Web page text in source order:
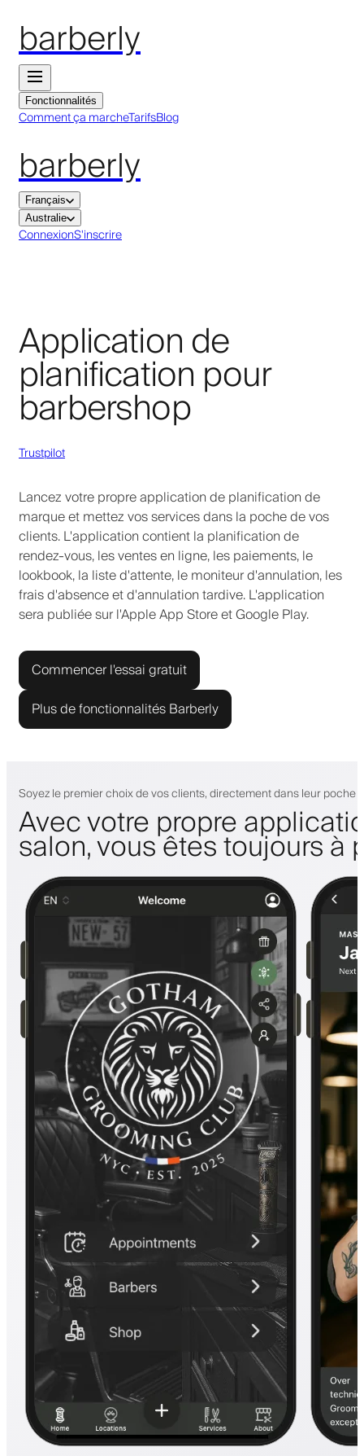
barberly
Fonctionnalités
Comment ça marcheTarifsBlog
barberly
Français
Australie
ConnexionS'inscrire
Application de
planification pour
barbershop
Trustpilot
Lancez votre propre application de planification de
marque et mettez vos services dans la poche de vos
clients. L'application contient la planification de
rendez-vous, les ventes en ligne, les paiements, le
lookbook, la liste d'attente, le moniteur d'annulation, les
frais d'absence et d'annulation tardive. L'application
sera publiée sur l'Apple App Store et Google Play.
Commencer l'essai gratuit
Plus de fonctionnalités Barberly
Soyez le premier choix de vos clients, directement dans leur poche
Avec votre propre
salon, vous êtes toujours à